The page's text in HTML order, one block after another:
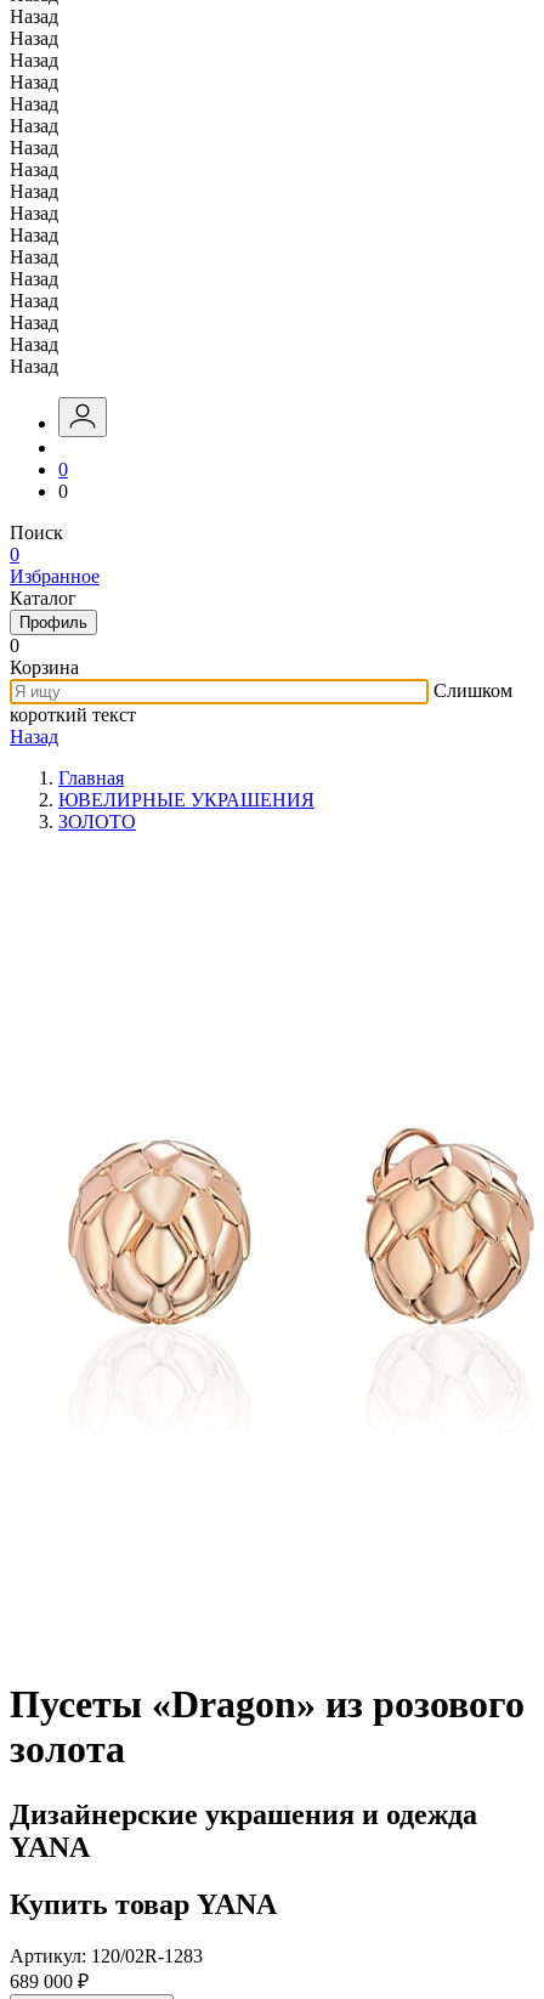
Назад
Назад
Назад
Назад
Назад
Назад
Назад
Назад
Назад
Назад
Назад
Назад
Назад
Назад
Назад
Назад
Назад
0
0
Поиск
0
Избранное
Каталог
Профиль
0
Корзина
Слишком
короткий текст
Назад
Главная
ЮВЕЛИРНЫЕ УКРАШЕНИЯ
ЗОЛОТО
Пусеты «Dragon» из розового
золота
Дизайнерские украшения и одежда
YANA
Купить товар YANA
Артикул: 120/02R-1283
689 000 ₽